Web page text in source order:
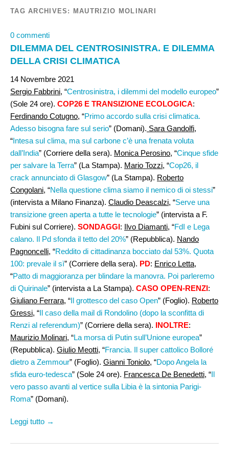
TAG ARCHIVES: MAUTRIZIO MOLINARI
0 commenti
DILEMMA DEL CENTROSINISTRA. E DILEMMA
DELLA CRISI CLIMATICA
14 Novembre 2021
Sergio Fabbrini, “Centrosinistra, i dilemmi del modello europeo”
(Sole 24 ore). COP26 E TRANSIZIONE ECOLOGICA:
Ferdinando Cotugno, “Primo accordo sulla crisi climatica.
Adesso bisogna fare sul serio” (Domani). Sara Gandolfi,
“Intesa sul clima, ma sul carbone c’è una frenata voluta
dall’India” (Corriere della sera). Monica Perosino, “Cinque sfide
per salvare la Terra” (La Stampa). Mario Tozzi, “Cop26, il
crack annunciato di Glasgow” (La Stampa). Roberto
Congolani, “Nella questione clima siamo il nemico di oi stessi”
(intervista a Milano Finanza). Claudio Deascalzi, “Serve una
transizione green aperta a tutte le tecnologie” (intervista a F.
Fubini sul Corriere). SONDAGGI: Ilvo Diamanti, “FdI e Lega
calano. Il Pd sfonda il tetto del 20%” (Repubblica). Nando
Pagnoncelli, “Reddito di cittadinanza bocciato dal 53%. Quota
100: prevale il sì” (Corriere della sera). PD: Enrico Letta,
“Patto di maggioranza per blindare la manovra. Poi parleremo
di Quirinale” (intervista a La Stampa). CASO OPEN-RENZI:
Giuliano Ferrara, “Il grottesco del caso Open” (Foglio). Roberto
Gressi, “Il caso della mail di Rondolino (dopo la sconfitta di
Renzi al referendum)” (Corriere della sera). INOLTRE:
Maurizio Molinari, “La morsa di Putin sull’Unione europea”
(Repubblica). Giulio Meotti, “Francia. Il super cattolico Bolloré
dietro a Zemmour” (Foglio). Gianni Toniolo, “Dopo Angela la
sfida euro-tedesca” (Sole 24 ore). Francesca De Benedetti, “Il
vero passo avanti al vertice sulla Libia è la sintonia Parigi-
Roma” (Domani).
Leggi tutto →